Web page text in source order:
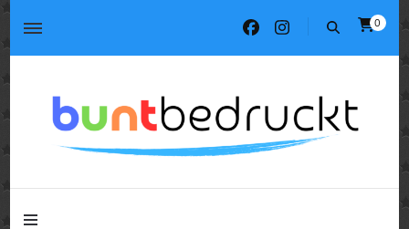
0
buntbedruckt.de
buntbedruckt.de